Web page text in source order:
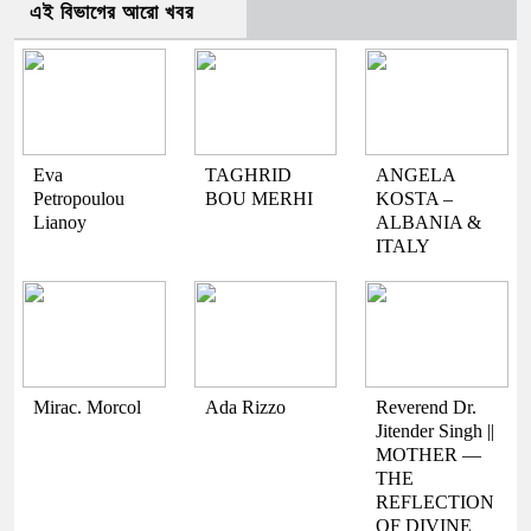
এই বিভাগের আরো খবর
Eva
Petropoulou
Lianoy
TAGHRID
BOU MERHI
ANGELA
KOSTA –
ALBANIA &
ITALY
Mirac. Morcol Ada Rizzo
Reverend Dr.
Jitender Singh ||
MOTHER —
THE
REFLECTION
OF DIVINE